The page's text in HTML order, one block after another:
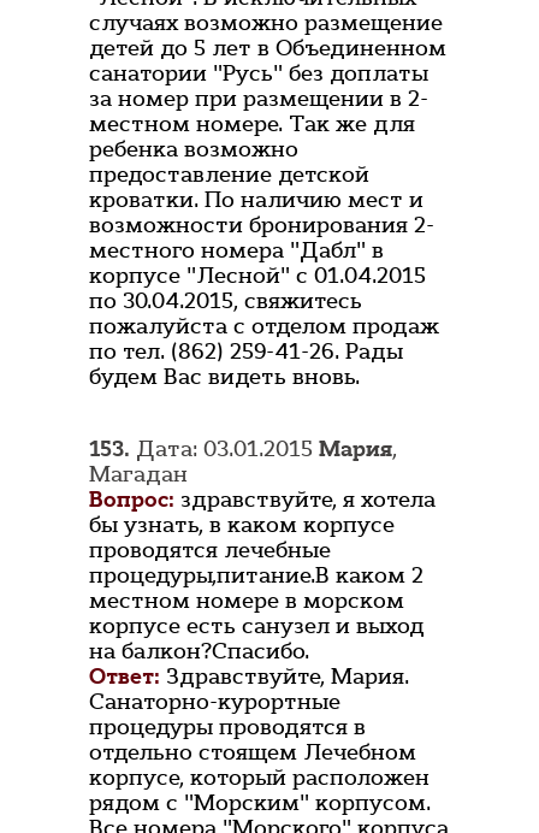
случаях возможно размещение
детей до 5 лет в Объединенном
санатории "Русь" без доплаты
за номер при размещении в 2-
местном номере. Так же для
ребенка возможно
предоставление детской
кроватки. По наличию мест и
возможности бронирования 2-
местного номера "Дабл" в
корпусе "Лесной" с 01.04.2015
по 30.04.2015, свяжитесь
пожалуйста с отделом продаж
по тел. (862) 259-41-26. Рады
будем Вас видеть вновь.
153. Дата: 03.01.2015 Мария,
Магадан
Вопрос: здравствуйте, я хотела
бы узнать, в каком корпусе
проводятся лечебные
процедуры,питание.В каком 2
местном номере в морском
корпусе есть санузел и выход
на балкон?Спасибо.
Ответ: Здравствуйте, Мария.
Санаторно-курортные
процедуры проводятся в
отдельно стоящем Лечебном
корпусе, который расположен
рядом с "Морским" корпусом.